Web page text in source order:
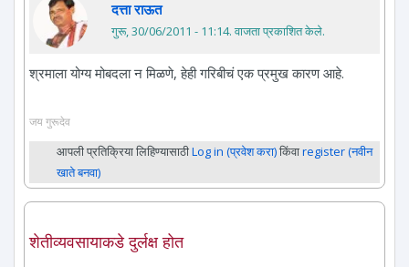
दत्ता राऊत
गुरू, 30/06/2011 - 11:14. वाजता प्रकाशित केले.
श्रमाला योग्य मोबदला न मिळणे, हेही गरिबीचं एक प्रमुख कारण आहे.
जय गुरूदेव
आपली प्रतिक्रिया लिहिण्यासाठीLog in (प्रवेश करा)किंवाregister (नवीन
खाते बनवा)
शेतीव्यवसायाकडे दुर्लक्ष होत